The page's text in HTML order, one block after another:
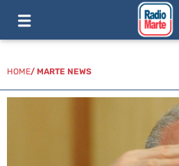
HOME/ MARTE NEWS